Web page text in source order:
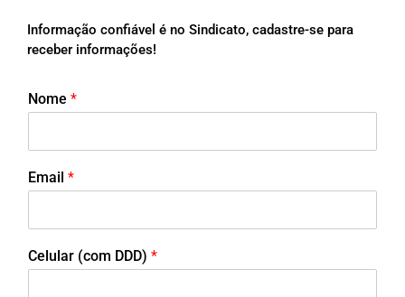
Informação confiável é no Sindicato, cadastre-se para
receber informações!
Nome *
Email *
Celular (com DDD) *